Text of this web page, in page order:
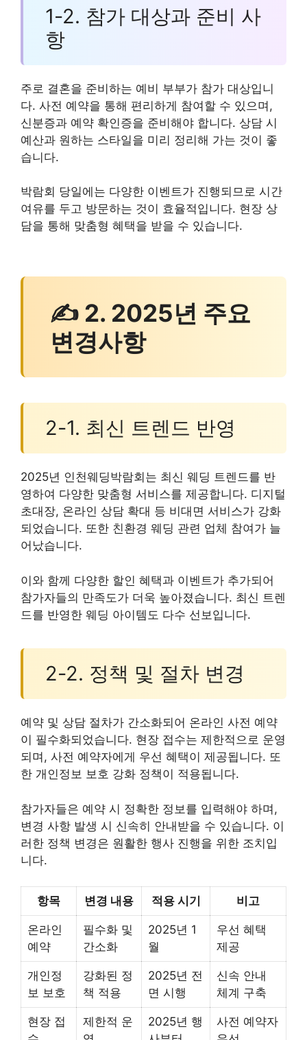
1-2. 참가 대상과 준비 사
항
주로 결혼을 준비하는 예비 부부가 참가 대상입니
다. 사전 예약을 통해 편리하게 참여할 수 있으며,
신분증과 예약 확인증을 준비해야 합니다. 상담 시
예산과 원하는 스타일을 미리 정리해 가는 것이 좋
습니다.
박람회 당일에는 다양한 이벤트가 진행되므로 시간
여유를 두고 방문하는 것이 효율적입니다. 현장 상
담을 통해 맞춤형 혜택을 받을 수 있습니다.
✍ 2. 2025년 주요
변경사항
2-1. 최신 트렌드 반영
2025년 인천웨딩박람회는 최신 웨딩 트렌드를 반
영하여 다양한 맞춤형 서비스를 제공합니다. 디지털
초대장, 온라인 상담 확대 등 비대면 서비스가 강화
되었습니다. 또한 친환경 웨딩 관련 업체 참여가 늘
어났습니다.
이와 함께 다양한 할인 혜택과 이벤트가 추가되어
참가자들의 만족도가 더욱 높아졌습니다. 최신 트렌
드를 반영한 웨딩 아이템도 다수 선보입니다.
2-2. 정책 및 절차 변경
예약 및 상담 절차가 간소화되어 온라인 사전 예약
이 필수화되었습니다. 현장 접수는 제한적으로 운영
되며, 사전 예약자에게 우선 혜택이 제공됩니다. 또
한 개인정보 보호 강화 정책이 적용됩니다.
참가자들은 예약 시 정확한 정보를 입력해야 하며,
변경 사항 발생 시 신속히 안내받을 수 있습니다. 이
러한 정책 변경은 원활한 행사 진행을 위한 조치입
니다.
항목 변경 내용 적용 시기 비고
온라인
예약
필수화 및
간소화
2025년 1
월
우선 혜택
제공
개인정
보 보호
강화된 정
책 적용
2025년 전
면 시행
신속 안내
체계 구축
현장 접
제한적 운
2025년 행
사전 예약자